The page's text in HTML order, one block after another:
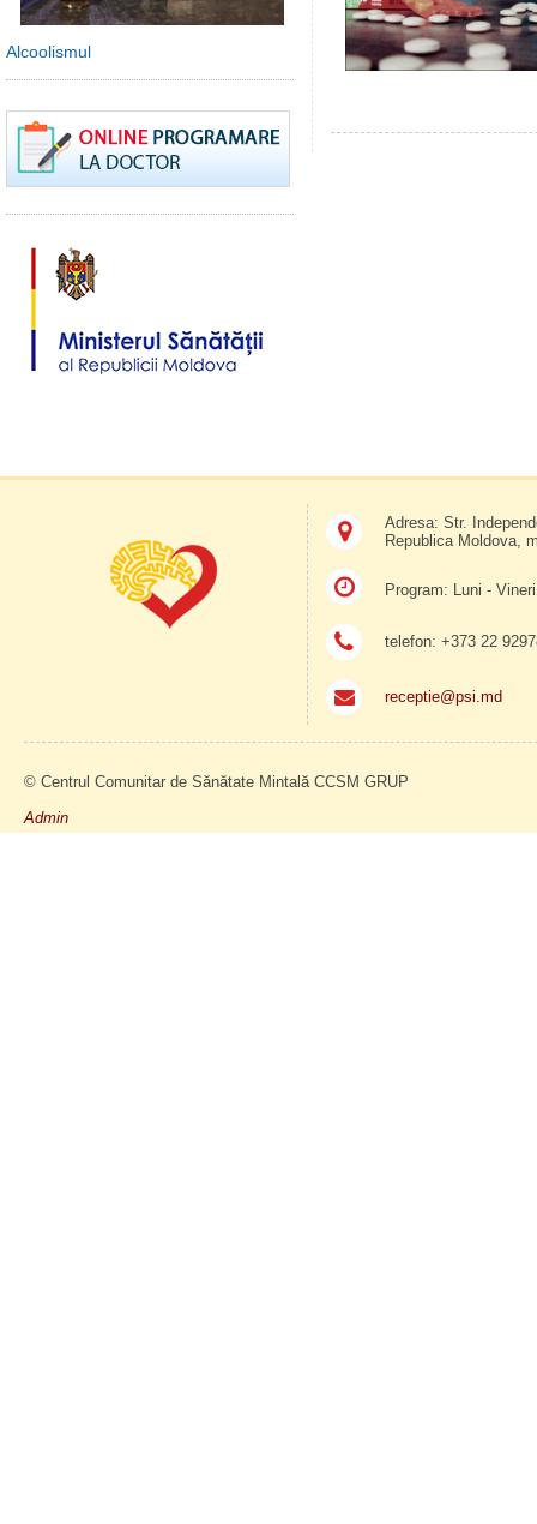
Alcoolismul
Adresa: Str.
Republica Moldova,
Program: Luni -
telefon: +373 22
receptie@psi.md
© Centrul Comunitar de Sănătate Mintală CCSM GRUP
Admin